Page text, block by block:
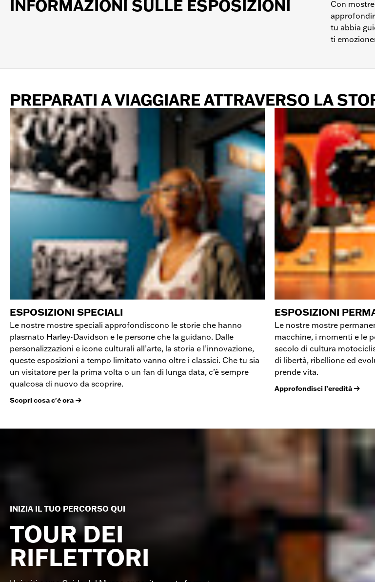
INFORMAZIONI SULLE ESPOSIZIONI
Con
tu abbia
ti
PREPARATI A VIAGGIARE ATTRAVERSO LA
ESPOSIZIONI SPECIALI
Le nostre mostre speciali approfondiscono le storie che hanno
plasmato Harley-Davidson e le persone che la guidano. Dalle
personalizzazioni e icone culturali all’arte, la storia e l’innovazione,
queste esposizioni a tempo limitato vanno oltre i classici. Che tu sia
un visitatore per la prima volta o un fan di lunga data, c’è sempre
qualcosa di nuovo da scoprire.
Scopri cosa c'è ora
ESPOSIZIONI
Le nostre mostre
macchine, i momenti e le
secolo di cultura
di libertà, ribellione ed
prende vita.
Approfondisci l’eredità
INIZIA IL TUO PERCORSO QUI
TOUR DEI
RIFLETTORI